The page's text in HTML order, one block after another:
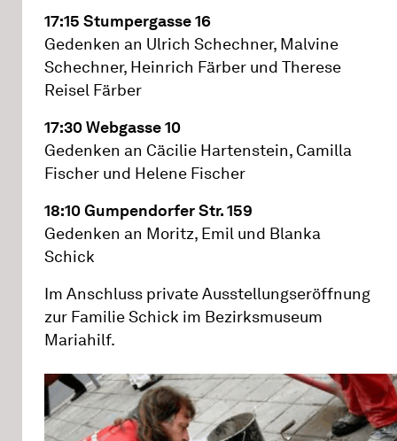
17:15 Stumpergasse 16
Gedenken an Ulrich Schechner, Malvine
Schechner, Heinrich Färber und Therese
Reisel Färber
17:30 Webgasse 10
Gedenken an Cäcilie Hartenstein, Camilla
Fischer und Helene Fischer
18:10 Gumpendorfer Str. 159
Gedenken an Moritz, Emil und Blanka
Schick
Im Anschluss private Ausstellungseröffnung
zur Familie Schick im Bezirksmuseum
Mariahilf.